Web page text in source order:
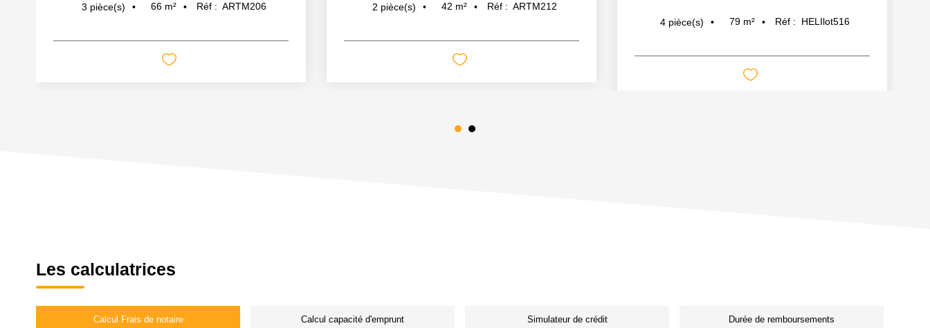
3 pièce(s) 66 m² Réf : ARTM206 2 pièce(s) 42 m² Réf : ARTM212
4 pièce(s) 79 m² Réf : HELIlot516
Les calculatrices
Calcul Frais de notaire Calcul capacité d'emprunt Simulateur de crédit Durée de remboursements